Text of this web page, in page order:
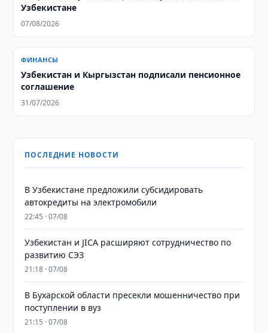
Узбекистане
07/08/2026
ФИНАНСЫ
Узбекистан и Кыргызстан подписали пенсионное
соглашение
31/07/2026
ПОСЛЕДНИЕ НОВОСТИ
В Узбекистане предложили субсидировать
автокредиты на электромобили
22:45 · 07/08
Узбекистан и JICA расширяют сотрудничество по
развитию СЭЗ
21:18 · 07/08
В Бухарской области пресекли мошенничество при
поступлении в вуз
21:15 · 07/08